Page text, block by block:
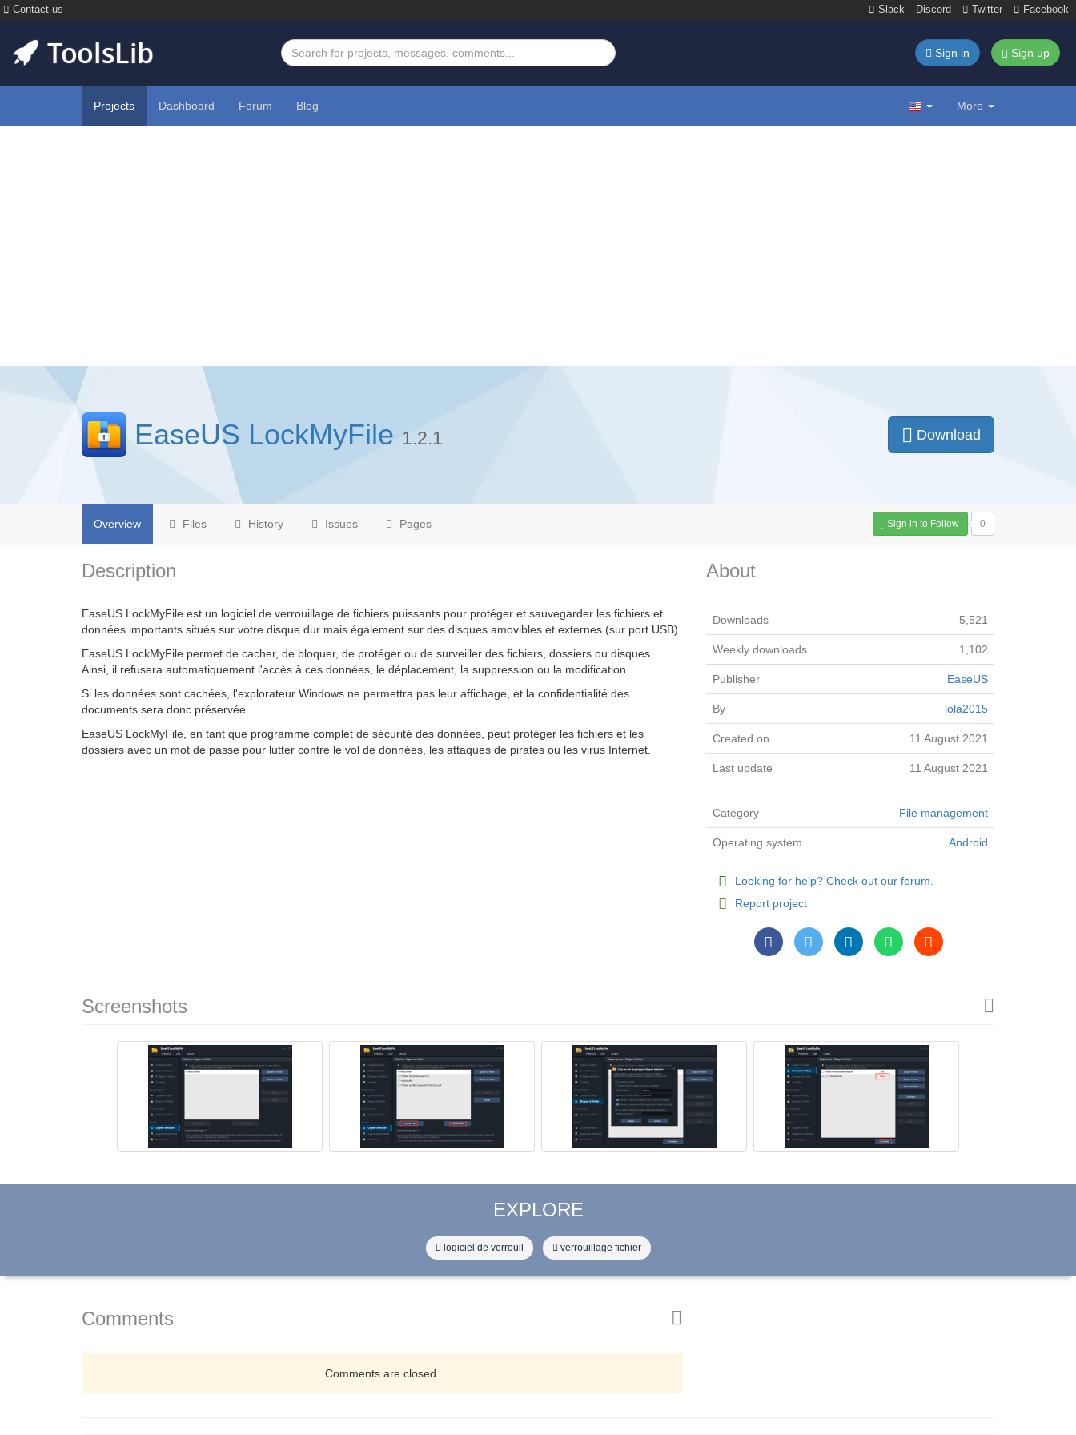
Contact us Slack Discord Twitter Facebook
Sign in Sign up
Projects Dashboard Forum Blog More
EaseUS LockMyFile 1.2.1 Download
Overview Files History Issues Pages Sign in to Follow 0
Description
EaseUS LockMyFile est un logiciel de verrouillage de fichiers puissants pour protéger et sauvegarder les fichiers et
données importants situés sur votre disque dur mais également sur des disques amovibles et externes (sur port USB).
EaseUS LockMyFile permet de cacher, de bloquer, de protéger ou de surveiller des fichiers, dossiers ou disques.
Ainsi, il refusera automatiquement l'accès à ces données, le déplacement, la suppression ou la modification.
Si les données sont cachées, l'explorateur Windows ne permettra pas leur affichage, et la confidentialité des
documents sera donc préservée.
EaseUS LockMyFile, en tant que programme complet de sécurité des données, peut protéger les fichiers et les
dossiers avec un mot de passe pour lutter contre le vol de données, les attaques de pirates ou les virus Internet.
About
Downloads 5,521
Weekly downloads 1,102
Publisher EaseUS
By lola2015
Created on 11 August 2021
Last update 11 August 2021
Category File management
Operating system Android
Looking for help? Check out our forum.
Report project
Screenshots
EXPLORE
logiciel de verrouil verrouillage fichier
Comments
Comments are closed.